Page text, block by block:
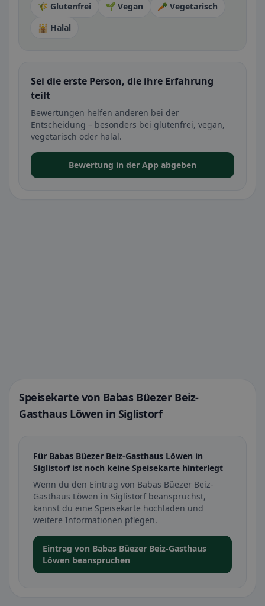
🌾 Glutenfrei 🌱 Vegan
🥕 Vegetarisch
🕌 Halal
Sei die erste Person, die ihre Erfahrung
teilt
Bewertungen helfen anderen bei der
Entscheidung – besonders bei glutenfrei, vegan,
vegetarisch oder halal.
Bewertung in der App abgeben
Speisekarte von Babas Büezer Beiz-
Gasthaus Löwen in Siglistorf
Für Babas Büezer Beiz-Gasthaus Löwen in
Siglistorf ist noch keine Speisekarte hinterlegt
Wenn du den Eintrag von Babas Büezer Beiz-
Gasthaus Löwen in Siglistorf beanspruchst,
kannst du eine Speisekarte hochladen und
weitere Informationen pflegen.
Eintrag von Babas Büezer Beiz-Gasthaus
Löwen beanspruchen